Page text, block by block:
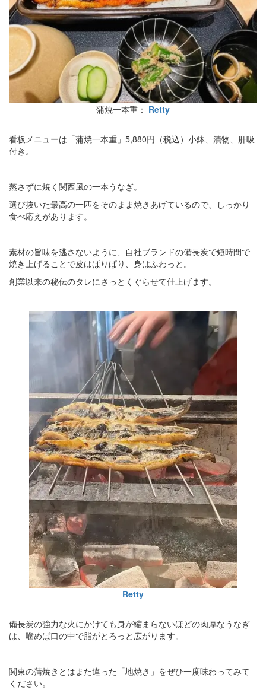
蒲焼一本重： Retty
看板メニューは「蒲焼一本重」5,880円（税込）小鉢、漬物、肝吸
付き。
蒸さずに焼く関西風の一本うなぎ。
選び抜いた最高の一匹をそのまま焼きあげているので、しっかり
食べ応えがあります。
素材の旨味を逃さないように、自社ブランドの備長炭で短時間で
焼き上げることで皮はぱりぱり、身はふわっと。
創業以来の秘伝のタレにさっとくぐらせて仕上げます。
Retty
備長炭の強力な火にかけても身が縮まらないほどの肉厚なうなぎ
は、噛めば口の中で脂がとろっと広がります。
関東の蒲焼きとはまた違った「地焼き」をぜひ一度味わってみて
ください。